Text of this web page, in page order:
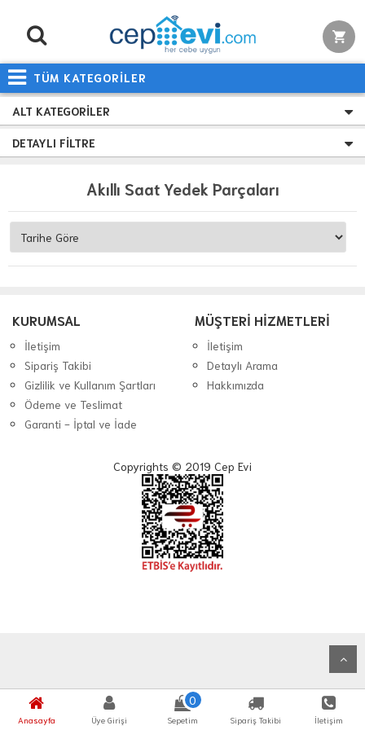
TÜM KATEGORİLER
Anasayfa Üye Girişi
0
Sepetim Sipariş Takibi İletişim
ALT KATEGORILER
DETAYLI FILTRE
Akıllı Saat Yedek Parçaları
KURUMSAL
İletişim
Sipariş Takibi
Gizlilik ve Kullanım Şartları
Ödeme ve Teslimat
Garanti - İptal ve İade
MÜŞTERİ HİZMETLERİ
İletişim
Detaylı Arama
Hakkımızda
Copyrights © 2019 Cep Evi